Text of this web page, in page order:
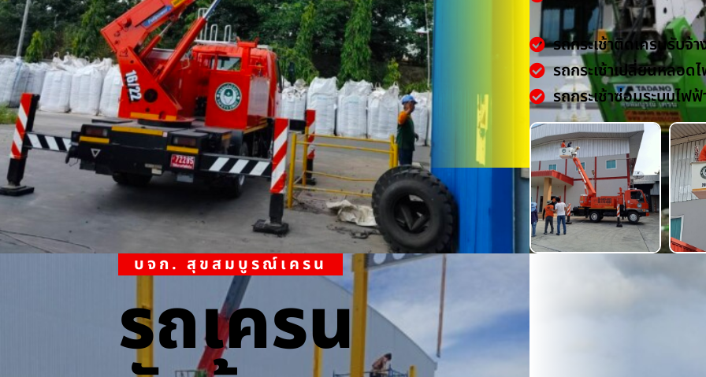
รถกระเช้าติดเครนรับจ้า
รถกระเช้าเปลี่ยนหลอด
รถกระเช้าซ่อมระบบไฟฟ้
บจก. สุขสมบูรณ์เครน
รถเครน